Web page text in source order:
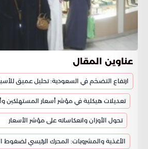
عناوين المقال
تعديلات هيكلية في مؤشر أسعار المستهلكين
تحول الأوزان وانعكاساته على مؤشر الأسعار
الأغذية والمشروبات: المحرك الرئيسي لضغوط